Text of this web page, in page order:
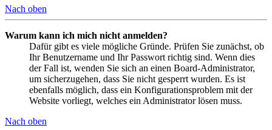
Nach oben
Warum kann ich mich nicht anmelden?
Dafür gibt es viele mögliche Gründe. Prüfen Sie zunächst, ob
Ihr Benutzername und Ihr Passwort richtig sind. Wenn dies
der Fall ist, wenden Sie sich an einen Board-Administrator,
um sicherzugehen, dass Sie nicht gesperrt wurden. Es ist
ebenfalls möglich, dass ein Konfigurationsproblem mit der
Website vorliegt, welches ein Administrator lösen muss.
Nach oben